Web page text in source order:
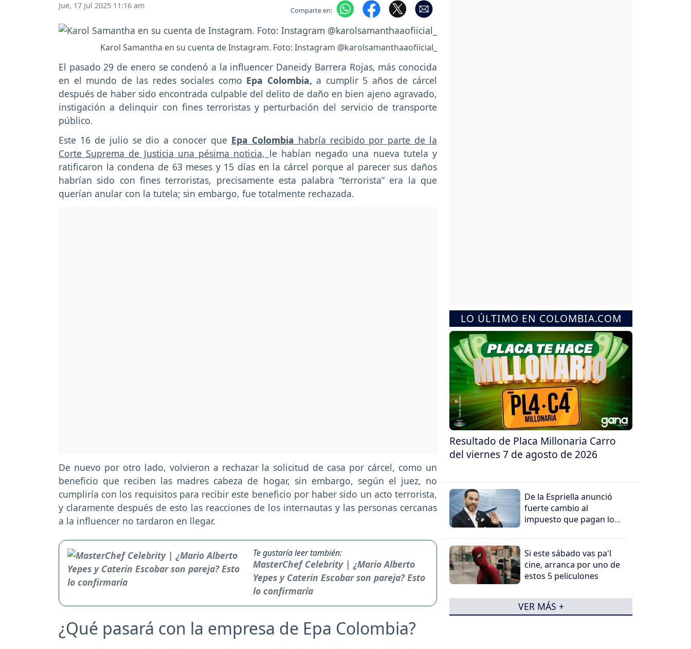
Jue, 17 Jul 2025 11:16 am Comparte en:
Karol Samantha en su cuenta de Instagram. Foto: Instagram @karolsamanthaaofiicial_
El pasado 29 de enero se condenó a la influencer Daneidy Barrera Rojas, más conocida
en el mundo de las redes sociales como Epa Colombia, a cumplir 5 años de cárcel
después de haber sido encontrada culpable del delito de daño en bien ajeno agravado,
instigación a delinquir con fines terroristas y perturbación del servicio de transporte
público.
Este 16 de julio se dio a conocer que Epa Colombia habría recibido por parte de la
Corte Suprema de Justicia una pésima noticia, le habían negado una nueva tutela y
ratificaron la condena de 63 meses y 15 días en la cárcel porque al parecer sus daños
habrían sido con fines terroristas, precisamente esta palabra “terrorista” era la que
querían anular con la tutela; sin embargo, fue totalmente rechazada.
De nuevo por otro lado, volvieron a rechazar la solicitud de casa por cárcel, como un
beneficio que reciben las madres cabeza de hogar, sin embargo, según el juez, no
cumpliría con los requisitos para recibir este beneficio por haber sido un acto terrorista,
y claramente después de esto las reacciones de los internautas y las personas cercanas
a la influencer no tardaron en llegar.
Te gustaría leer también:
MasterChef Celebrity | ¿Mario Alberto
Yepes y Caterin Escobar son pareja? Esto
lo confirmaría
¿Qué pasará con la empresa de Epa Colombia?
LO ÚLTIMO EN COLOMBIA.COM
Resultado de Placa Millonaria Carro
del viernes 7 de agosto de 2026
De la Espriella anunció
fuerte cambio al
impuesto que pagan los
Si este sábado vas pa'l
cine, arranca por uno de
estos 5 peliculones
VER MÁS +